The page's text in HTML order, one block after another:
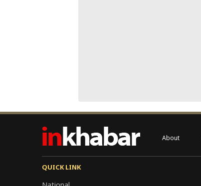
About
QUICK LINK